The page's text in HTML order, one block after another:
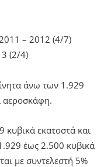
– 2012 (4/7)
(2/4)
άνω των 1.929
αεροσκάφη.
κυβικά εκατοστά και
έως 2.500 κυβικά
με συντελεστή 5%